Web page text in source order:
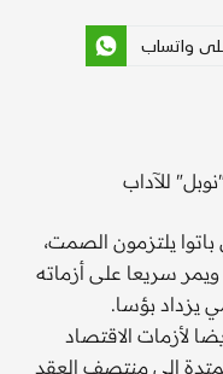
على واتساب
للآداب
باتوا يلتزمون الصمت،
سريعا على أزماته
يزداد بؤسا.
لأزمات الاقتصاد
إلى منتصف العقد